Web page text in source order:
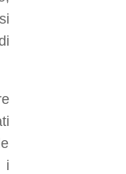
i